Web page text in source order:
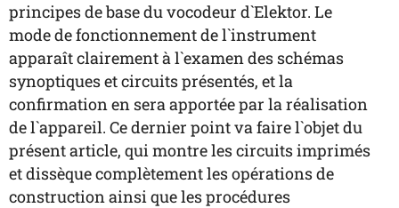
principes de base du vocodeur d`Elektor. Le
mode de fonctionnement de l`instrument
apparaît clairement à l`examen des schémas
synoptiques et circuits présentés, et la
confirmation en sera apportée par la réalisation
de l`appareil. Ce dernier point va faire l`objet du
présent article, qui montre les circuits imprimés
et dissèque complètement les opérations de
construction ainsi que les procédures